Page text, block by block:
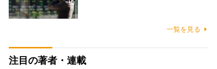
一覧を見る
注目の著者・連載